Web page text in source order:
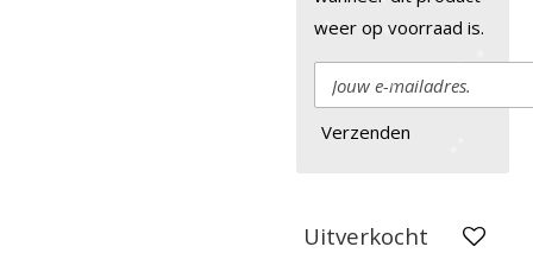
weer op voorraad is.
Verzenden
Uitverkocht